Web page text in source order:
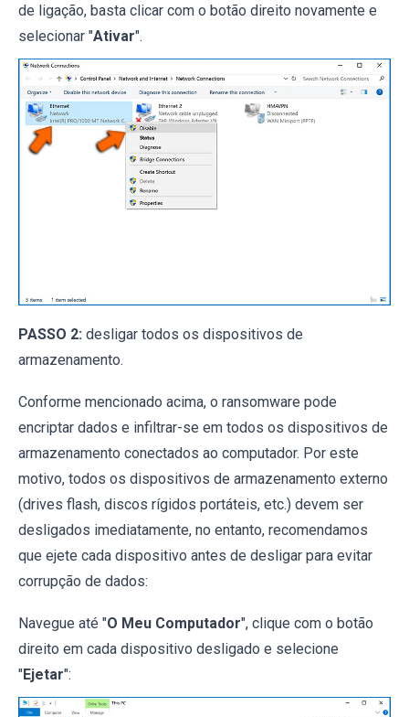
de ligação, basta clicar com o botão direito novamente e
selecionar "Ativar".
PASSO 2: desligar todos os dispositivos de
armazenamento.
Conforme mencionado acima, o ransomware pode
encriptar dados e infiltrar-se em todos os dispositivos de
armazenamento conectados ao computador. Por este
motivo, todos os dispositivos de armazenamento externo
(drives flash, discos rígidos portáteis, etc.) devem ser
desligados imediatamente, no entanto, recomendamos
que ejete cada dispositivo antes de desligar para evitar
corrupção de dados:
Navegue até "O Meu Computador", clique com o botão
direito em cada dispositivo desligado e selecione
"Ejetar":